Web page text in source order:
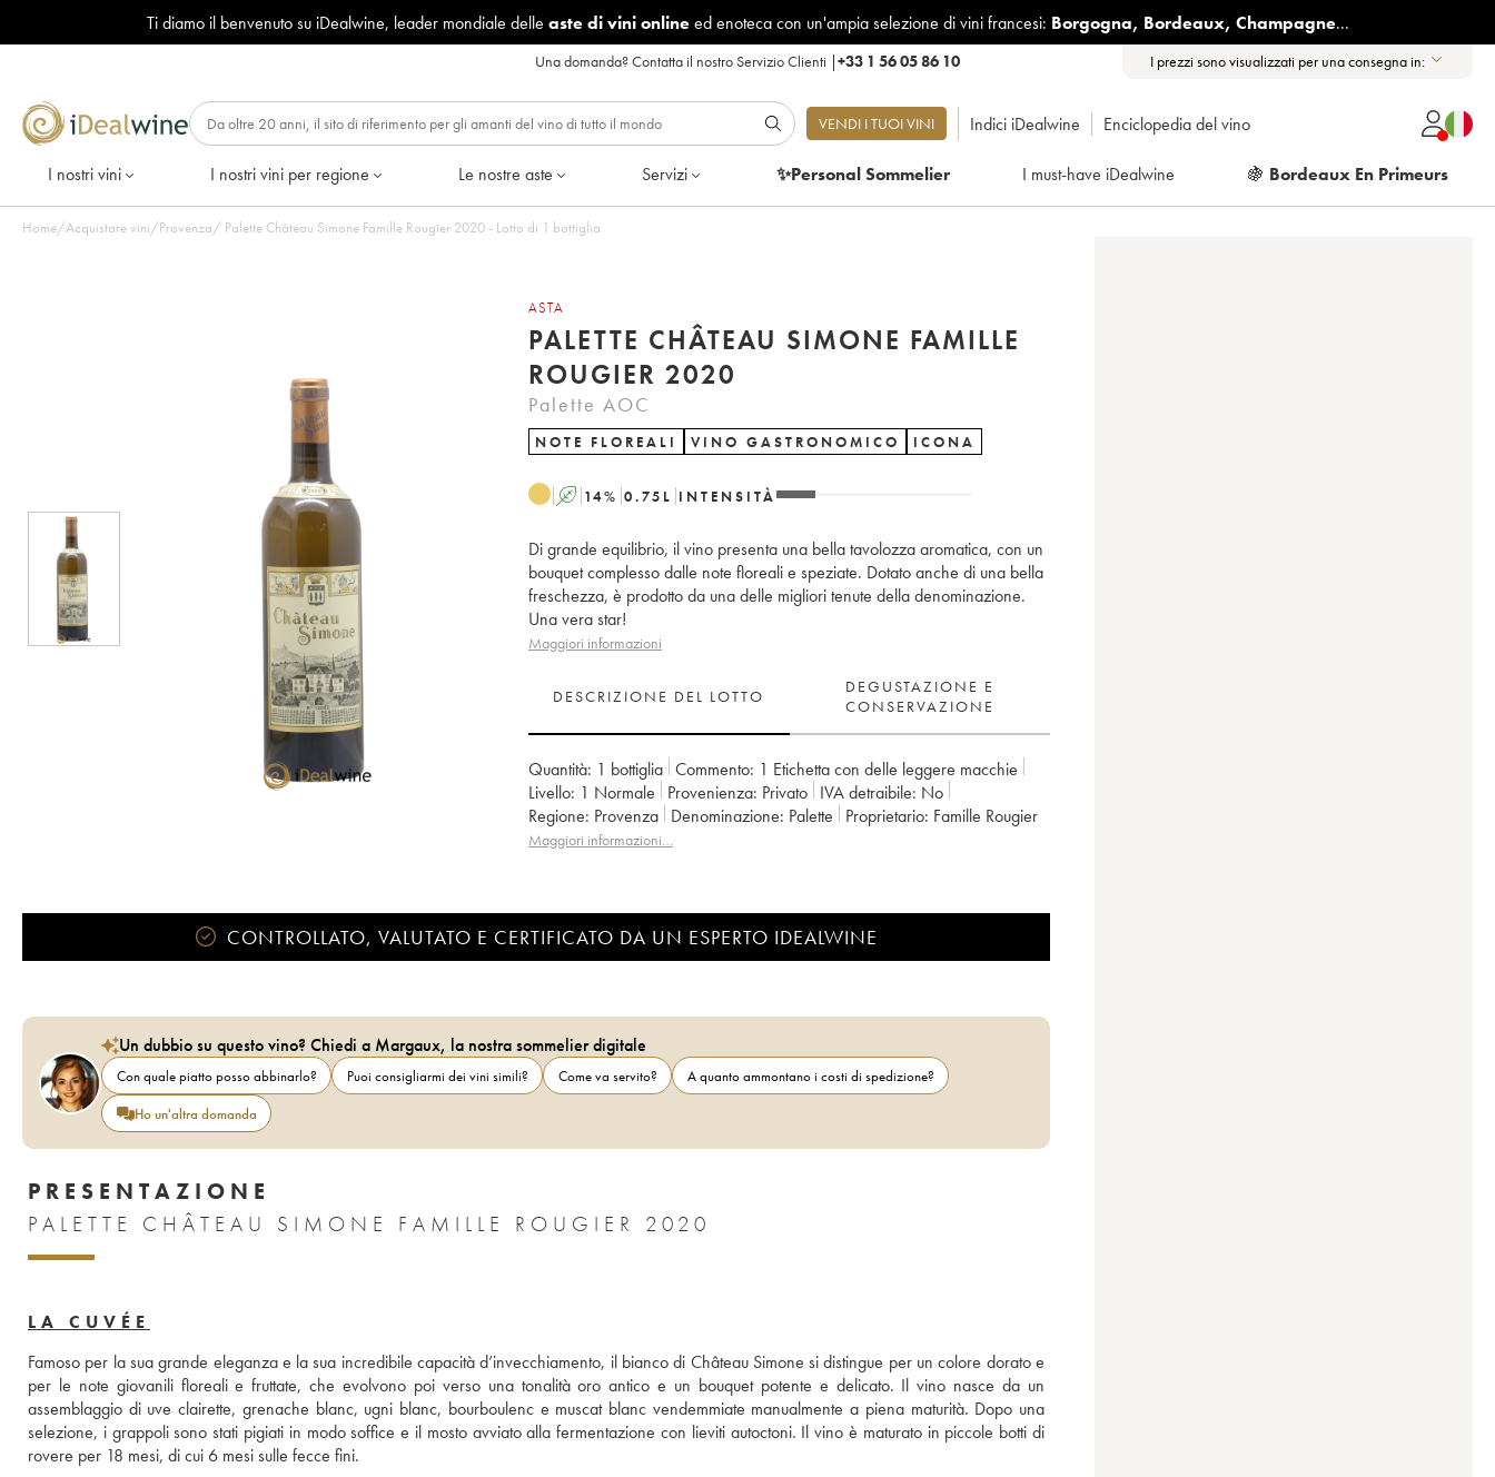
Ti diamo il benvenuto su iDealwine, leader mondiale delle aste di vini onlineed enoteca con un'ampia selezione di vini francesi: Borgogna, Bordeaux, Champagne...
Una domanda?Contatta il nostro Servizio Clienti |+33 1 56 05 86 10 I prezzi sono visualizzati per una consegna in:
VENDI I TUOI VINI Indici iDealwine Enciclopedia del vino
I nostri vini I nostri vini per regione Le nostre aste Servizi ✨Personal Sommelier I must-have iDealwine 🍇 Bordeaux En Primeurs
Home/Acquistare vini/Provenza/ Palette Château Simone Famille Rougier 2020 - Lotto di 1 bottiglia
ASTA
PALETTE CHÂTEAU SIMONE FAMILLE
ROUGIER 2020
Palette AOC
NOTE FLOREALI VINO GASTRONOMICO ICONA
A 14% 0.75 L INTENSITÀ
Di grande equilibrio, il vino presenta una bella tavolozza aromatica, con un
bouquet complesso dalle note floreali e speziate. Dotato anche di una bella
freschezza, è prodotto da una delle migliori tenute della denominazione.
Una vera star!
Maggiori informazioni
DESCRIZIONE DEL LOTTO
DEGUSTAZIONE E
CONSERVAZIONE
Quantità: 1 bottiglia Commento: 1 Etichetta con delle leggere macchie
Livello: 1 Normale Provenienza: privato IVA detraibile:
no
Regione:
Provenza Denominazione: Palette Proprietario: Famille Rougier
Maggiori informazioni…
CONTROLLATO, VALUTATO E CERTIFICATO DA UN ESPERTO IDEALWINE
Un dubbio su questo vino? Chiedi a Margaux, la nostra sommelier digitale
Con quale piatto posso abbinarlo? Puoi consigliarmi dei vini simili? Come va servito?
A quanto ammontano i costi di spedizione?
Ho un'altra domanda
PRESENTAZIONE
PALETTE CHÂTEAU SIMONE FAMILLE ROUGIER 2020
LA CUVÉE
Famoso per la sua grande eleganza e la sua incredibile capacità d’invecchiamento, il bianco di Château Simone si distingue per un colore dorato e
per le note giovanili floreali e fruttate, che evolvono poi verso una tonalità oro antico e un bouquet potente e delicato. Il vino nasce da un
assemblaggio di uve clairette, grenache blanc, ugni blanc, bourboulenc e muscat blanc vendemmiate manualmente a piena maturità. Dopo una
selezione, i grappoli sono stati pigiati in modo soffice e il mosto avviato alla fermentazione con lieviti autoctoni. Il vino è maturato in piccole botti di
rovere per 18 mesi, di cui 6 mesi sulle fecce fini.